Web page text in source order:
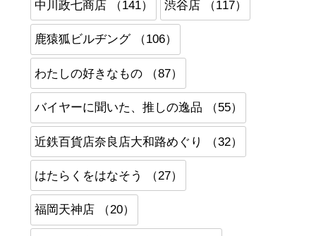
中川政七商店 （141） 渋谷店 （117）
鹿猿狐ビルヂング （106）
わたしの好きなもの （87）
バイヤーに聞いた、推しの逸品 （55）
近鉄百貨店奈良店大和路めぐり （32）
はたらくをはなそう （27）
福岡天神店 （20）